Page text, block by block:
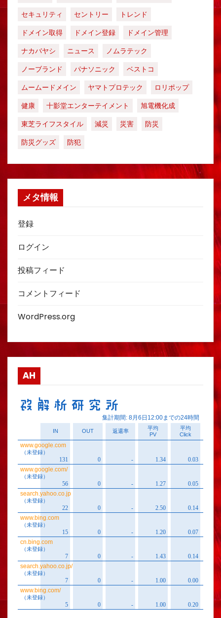
セキュリティ
セントリー
トレンド
ドメイン取得
ドメイン登録
ドメイン管理
ナカバヤシ
ニュース
ノムラテック
ノーブランド
パナソニック
ベストコ
ムームードメイン
ヤマトプロテック
ロリポップ
健康
十影堂エンターテイメント
旭電機化成
東芝ライフスタイル
減災 災害
防災
防災グッズ
防犯
メタ情報
登録
ログイン
投稿フィード
コメントフィード
WordPress.org
AH